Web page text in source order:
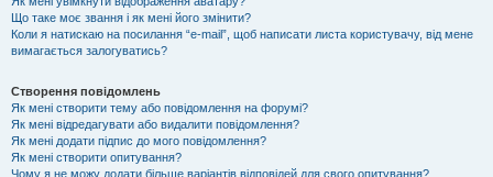
Що таке моє звання і як мені його змінити?
Коли я натискаю на посилання “e-mail”, щоб написати листа користувачу, від мене
вимагається залогуватись?
Створення повідомлень
Як мені створити тему або повідомлення на форумі?
Як мені відредагувати або видалити повідомлення?
Як мені додати підпис до мого повідомлення?
Як мені створити опитування?
Чому я не можу додати більше варіантів відповідей для свого опитування?